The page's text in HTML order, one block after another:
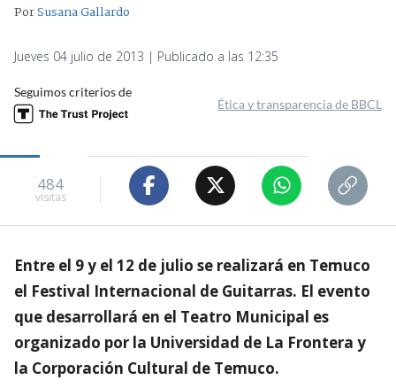
PorSusana Gallardo
Jueves 04 julio de 2013 | Publicado a las 12:35
Seguimos criterios de
Ética y transparencia de BBCL
484
visitas
Entre el 9 y el 12 de julio se realizará en Temuco
el Festival Internacional de Guitarras. El evento
que desarrollará en el Teatro Municipal es
organizado por la Universidad de La Frontera y
la Corporación Cultural de Temuco.